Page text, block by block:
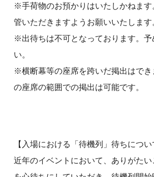
※手荷物のお預かりはいたしかねます
管いただきますようお願いいたします
※出待ちは不可となっております。予
い。
※横断幕等の座席を跨いだ掲出はでき
の座席の範囲での掲出は可能です。
【入場における「待機列」待ちについ
近年のイベントにおいて、ありがたい